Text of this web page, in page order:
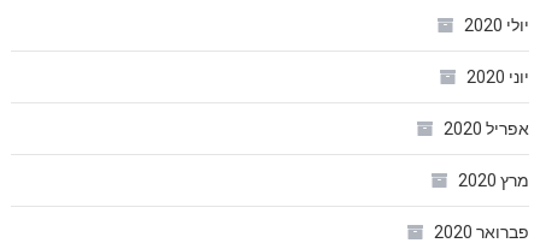
יולי 2020
יוני 2020
אפריל 2020
מרץ 2020
פברואר 2020